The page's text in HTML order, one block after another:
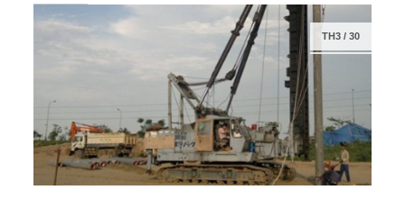
TH3/ 30